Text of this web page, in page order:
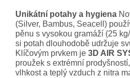
Unikátní potahy a hygiena
(Silver, Bambus, Seacell)
pěnu s vysokou gramáží (25
si potah dlouhodobě udržuje
Klíčovým prvkem je 3D AIR
proužek s extrémní
vlhkost a teplý vzduch z nitra